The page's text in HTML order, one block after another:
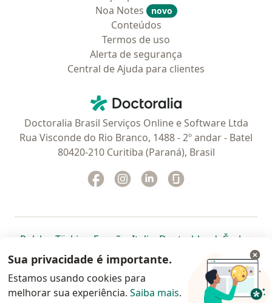
Noa Notes
novo
Conteúdos
Termos de uso
Alerta de segurança
Central de Ajuda para clientes
Doctoralia - Homepage
Doctoralia Brasil Serviços Online e Software Ltda
Rua Visconde do Rio Branco, 1488 - 2º andar - Batel
80420-210 Curitiba (Paraná), Brasil
Facebook
abre num novo separador
Instagram
abre num novo separador
Linkedin
abre num novo
Polska abre num novo separador
Türkiye abre num novo separador
España abre num novo separador
Italia abre num novo
Deutschlandabre num
Česko
Portugal abre num novo separador
, México abre num novo separador
, abre num novo separador
Brasil abre num novoabre num
abre
Colombia abre num novo
www.doctoralia.com.br © 2026 - Agende agora sua
Sua privacidade é importante.
Estamos usando cookies para
melhorar sua experiência. Saiba mais.